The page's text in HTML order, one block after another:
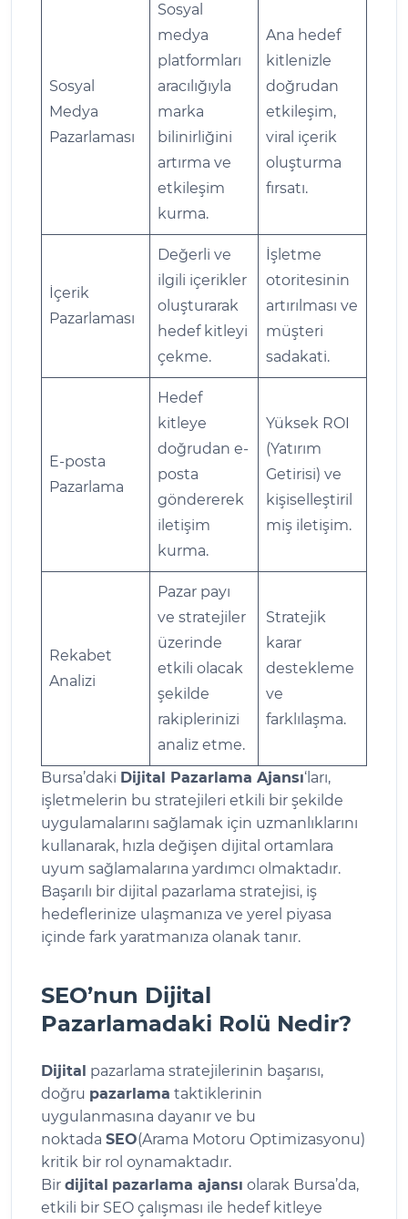
Sosyal
Medya
Pazarlaması
Sosyal
medya
platformları
aracılığıyla
marka
bilinirliğini
artırma ve
etkileşim
kurma.
Ana hedef
kitlenizle
doğrudan
etkileşim,
viral içerik
oluşturma
fırsatı.
İçerik
Pazarlaması
Değerli ve
ilgili içerikler
oluşturarak
hedef kitleyi
çekme.
İşletme
otoritesinin
artırılması ve
müşteri
sadakati.
E-posta
Pazarlama
Hedef
kitleye
doğrudan e-
posta
göndererek
iletişim
kurma.
Yüksek ROI
(Yatırım
Getirisi) ve
kişiselleştiril
miş iletişim.
Rekabet
Analizi
Pazar payı
ve stratejiler
üzerinde
etkili olacak
şekilde
rakiplerinizi
analiz etme.
Stratejik
karar
destekleme
ve
farklılaşma.
Bursa’daki Dijital Pazarlama Ajansı‘ları,
işletmelerin bu stratejileri etkili bir şekilde
uygulamalarını sağlamak için uzmanlıklarını
kullanarak, hızla değişen dijital ortamlara
uyum sağlamalarına yardımcı olmaktadır.
Başarılı bir dijital pazarlama stratejisi, iş
hedeflerinize ulaşmanıza ve yerel piyasa
içinde fark yaratmanıza olanak tanır.
SEO’nun Dijital
Pazarlamadaki Rolü Nedir?
Dijital pazarlama stratejilerinin başarısı,
doğru pazarlama taktiklerinin
uygulanmasına dayanır ve bu
noktada SEO(Arama Motoru Optimizasyonu)
kritik bir rol oynamaktadır.
Bir dijital pazarlama ajansı olarak Bursa’da,
etkili bir SEO çalışması ile hedef kitleye